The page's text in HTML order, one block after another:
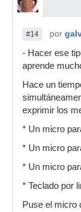
#14 por
- Hacer ese
aprende
Hace un
exprimir los
* Un micro
* Un micro
* Un micro
* Teclado por
Puse el micro